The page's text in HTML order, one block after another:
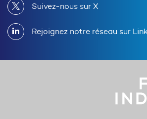
Suivez-nous sur X
Rejoignez notre réseau sur